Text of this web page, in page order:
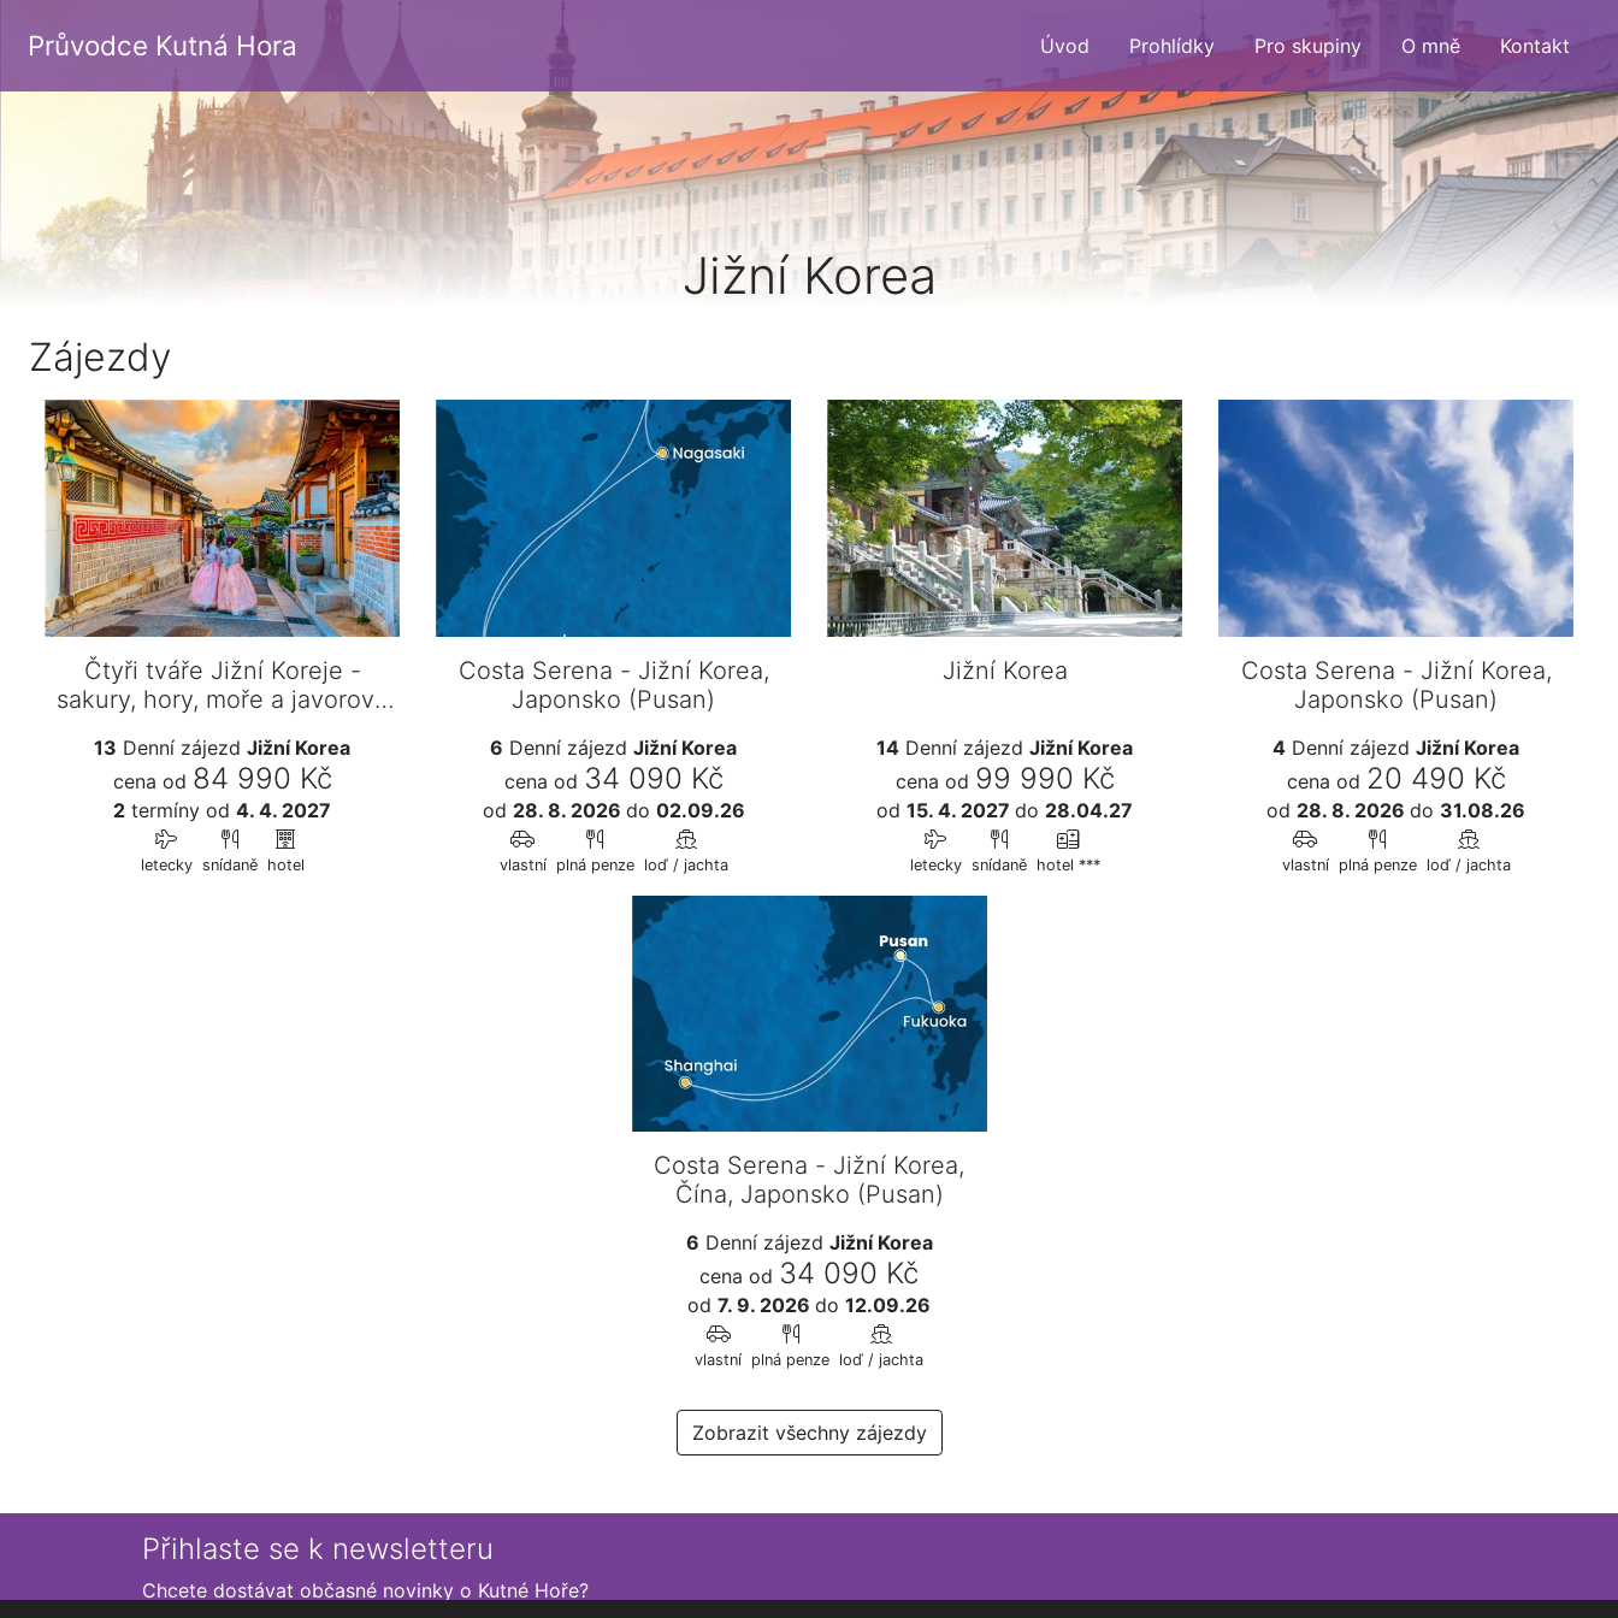
Průvodce Kutná Hora Úvod Prohlídky Pro skupiny O mně Kontakt
Jižní Korea
Zájezdy
Čtyři tváře Jižní Koreje -
sakury, hory, moře a javorové
13 Denní zájezd Jižní Korea
cena od 84 990 Kč
2 termíny od 4. 4. 2027
letecky snídaně hotel
Costa Serena - Jižní Korea,
Japonsko (Pusan)
6 Denní zájezd Jižní Korea
cena od 34 090 Kč
od 28. 8. 2026 do 02.09.26
vlastní plná penze loď / jachta
Jižní Korea
14 Denní zájezd Jižní Korea
cena od 99 990 Kč
od 15. 4. 2027 do 28.04.27
letecky snídaně hotel ***
Costa Serena - Jižní Korea,
Japonsko (Pusan)
4 Denní zájezd Jižní Korea
cena od 20 490 Kč
od 28. 8. 2026 do 31.08.26
vlastní plná penze loď / jachta
Costa Serena - Jižní Korea,
Čína, Japonsko (Pusan)
6 Denní zájezd Jižní Korea
cena od 34 090 Kč
od 7. 9. 2026 do 12.09.26
vlastní plná penze loď / jachta
Zobrazit všechny zájezdy
Přihlaste se k newsletteru
Chcete dostávat občasné novinky o Kutné Hoře?